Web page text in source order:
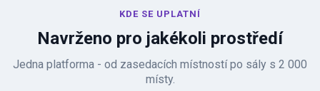
KDE SE UPLATNÍ
Navrženo pro jakékoli prostředí
Jedna platforma - od zasedacích místností po sály s 2 000
místy.